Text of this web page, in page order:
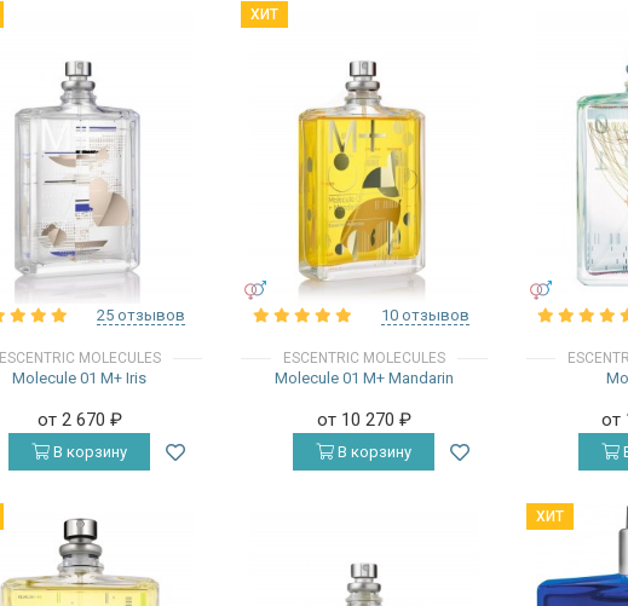
25 отзывов
ESCENTRIC MOLECULES
Molecule 01 M+ Iris
от 2 670 ₽
В корзину
ХИТ
УНИСЕКС
10 отзывов
ESCENTRIC MOLECULES
Molecule 01 M+ Mandarin
от 10 270 ₽
В корзину
УНИСЕКС
от
ХИТ